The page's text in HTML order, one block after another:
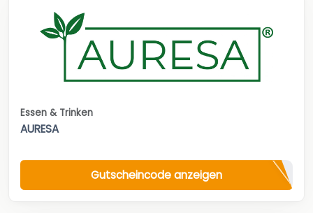
Essen & Trinken
AURESA
Gutscheincode anzeigen